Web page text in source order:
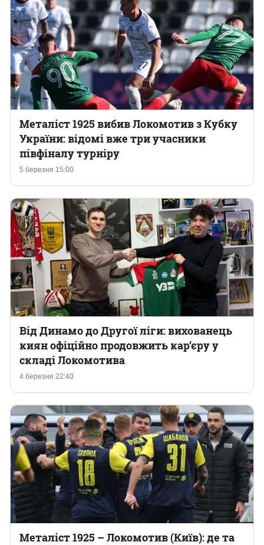
5 березня 15:00
Металіст 1925 вибив Локомотив з Кубку
України: відомі вже три учасники
півфіналу турніру
4 березня 22:40
Від Динамо до Другої ліги: вихованець
киян офіційно продовжить кар’єру у
складі Локомотива
Металіст 1925 – Локомотив (Київ): де та